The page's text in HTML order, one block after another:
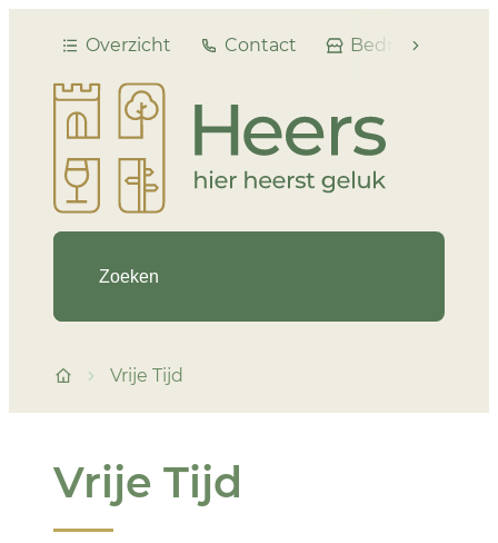
scroll
Overzicht Contact Bedrijvengids
Heers
Waarmee kunnen we je helpen?
Startpagina
Vrije Tijd
Vrije Tijd